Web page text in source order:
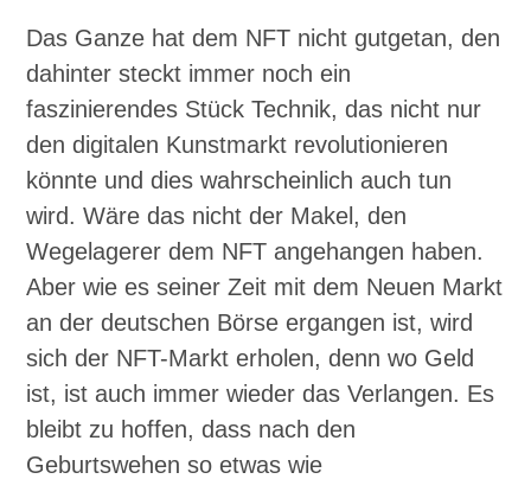
Das Ganze hat dem NFT nicht gutgetan, den
dahinter steckt immer noch ein
faszinierendes Stück Technik, das nicht nur
den digitalen Kunstmarkt revolutionieren
könnte und dies wahrscheinlich auch tun
wird. Wäre das nicht der Makel, den
Wegelagerer dem NFT angehangen haben.
Aber wie es seiner Zeit mit dem Neuen Markt
an der deutschen Börse ergangen ist, wird
sich der NFT-Markt erholen, denn wo Geld
ist, ist auch immer wieder das Verlangen. Es
bleibt zu hoffen, dass nach den
Geburtswehen so etwas wie